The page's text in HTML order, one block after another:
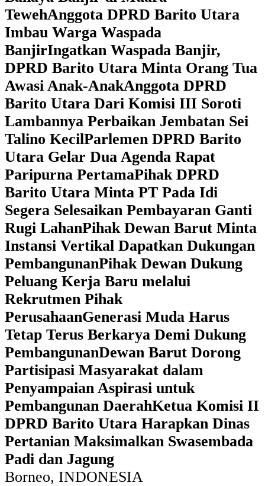
TewehAnggota DPRD Barito Utara
Imbau Warga Waspada
BanjirIngatkan Waspada Banjir,
DPRD Barito Utara Minta Orang Tua
Awasi Anak-AnakAnggota DPRD
Barito Utara Dari Komisi III Soroti
Lambannya Perbaikan Jembatan Sei
Talino KecilParlemen DPRD Barito
Utara Gelar Dua Agenda Rapat
Paripurna PertamaPihak DPRD
Barito Utara Minta PT Pada Idi
Segera Selesaikan Pembayaran Ganti
Rugi LahanPihak Dewan Barut Minta
Instansi Vertikal Dapatkan Dukungan
PembangunanPihak Dewan Dukung
Peluang Kerja Baru melalui
Rekrutmen Pihak
PerusahaanGenerasi Muda Harus
Tetap Terus Berkarya Demi Dukung
PembangunanDewan Barut Dorong
Partisipasi Masyarakat dalam
Penyampaian Aspirasi untuk
Pembangunan DaerahKetua Komisi II
DPRD Barito Utara Harapkan Dinas
Pertanian Maksimalkan Swasembada
Padi dan Jagung
Borneo, INDONESIA